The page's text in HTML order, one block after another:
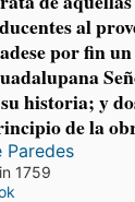
al
por fin
historia; y
de la
Paredes
1759